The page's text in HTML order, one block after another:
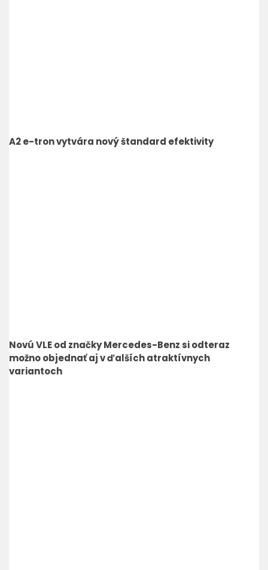
A2 e-tron vytvára nový štandard efektivity
Novú VLE od značky Mercedes-Benz si odteraz
možno objednať aj v ďalších atraktívnych
variantoch